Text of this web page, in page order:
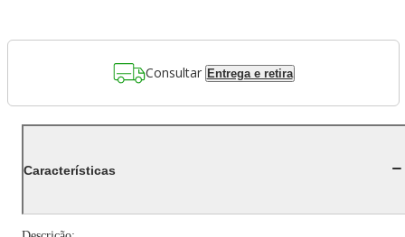
Consultar Entrega e retira
Características